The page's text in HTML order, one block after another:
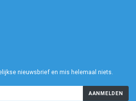
nieuwsbrief en mis helemaal niets.
AANMELDEN